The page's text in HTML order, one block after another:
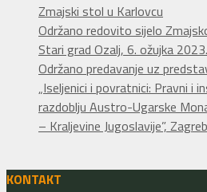
Kategorije
Zmajski stol u Karlovcu
Održano redovito sijelo
Stari grad Ozalj, 6. ožujka 2023.
Održano predavanje uz
„Iseljenici i povratnici: Pravni i
razdoblju Austro-Ugarske
– Kraljevine Jugoslavije”,
KONTAKT